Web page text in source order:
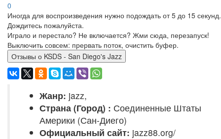
0
Иногда для воспроизведения нужно подождать от 5 до 15 секунд.
Дождитесь пожалуйста.
Играло и перестало? Не включается? Жми сюда, перезапуск!
Выключить совсем: прервать поток, очистить буфер.
Отзывы о KSDS - San Diego's Jazz
Жанр: jazz,
Страна (Город) : Соединенные Штаты
Америки (Сан-Диего)
Официальный сайт: jazz88.org/